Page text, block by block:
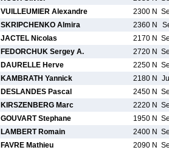
VUILLEUMIER Alexandre 2300 N
SKRIPCHENKO Almira 2360 N
JACTEL Nicolas 2170 N
FEDORCHUK Sergey A. 2720 N
DAURELLE Herve 2250 N
KAMBRATH Yannick 2180 N
DESLANDES Pascal 2450 N
KIRSZENBERG Marc 2220 N
GOUVART Stephane 1950 N
LAMBERT Romain 2400 N
FAVRE Mathieu 2090 N